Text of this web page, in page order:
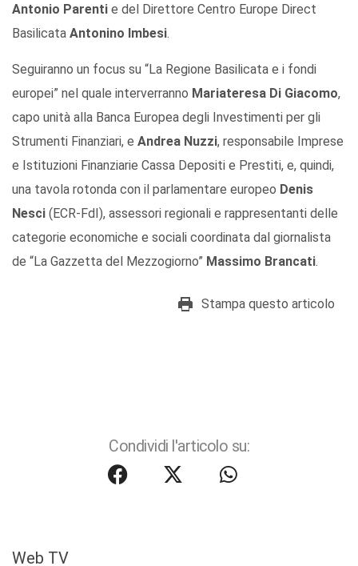
Antonio Parenti e del Direttore Centro Europe Direct
Basilicata Antonino Imbesi.
Seguiranno un focus su “La Regione Basilicata e i fondi
europei” nel quale interverranno Mariateresa Di Giacomo,
capo unità alla Banca Europea degli Investimenti per gli
Strumenti Finanziari, e Andrea Nuzzi, responsabile Imprese
e Istituzioni Finanziarie Cassa Depositi e Prestiti, e, quindi,
una tavola rotonda con il parlamentare europeo Denis
Nesci (ECR-FdI), assessori regionali e rappresentanti delle
categorie economiche e sociali coordinata dal giornalista
de “La Gazzetta del Mezzogiorno” Massimo Brancati.
Stampa questo articolo
Condividi l'articolo su:
Web TV